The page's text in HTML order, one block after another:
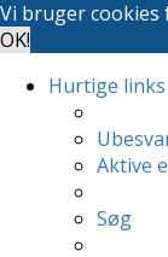
Vi bruger cookies
OK!
Hurtige links
Aktive
Søg